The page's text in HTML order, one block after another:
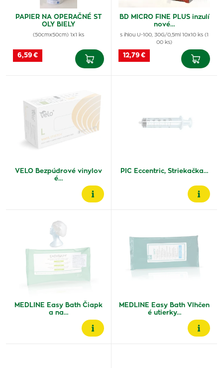
PAPIER NA OPERAČNÉ ST
OLY BIELY
(50cmx50cm) 1x1 ks
6,59 €
BD MICRO FINE PLUS inzulí
nové…
s ihlou U-100, 30G/0,5ml 10x10 ks (1
00 ks)
12,79 €
VELO Bezpúdrové vinylov
é…
PIC Eccentric, Striekačka…
MEDLINE Easy Bath Čiapk
a na…
MEDLINE Easy Bath Vlhčen
é utierky…